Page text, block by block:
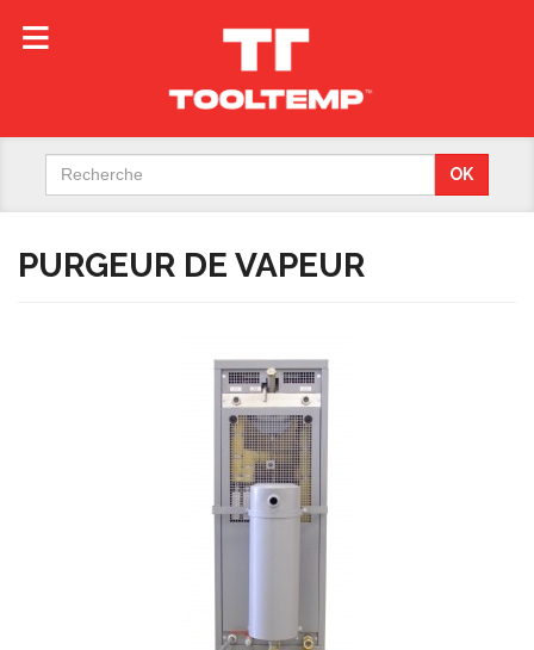
Search
OK
PURGEUR DE VAPEUR